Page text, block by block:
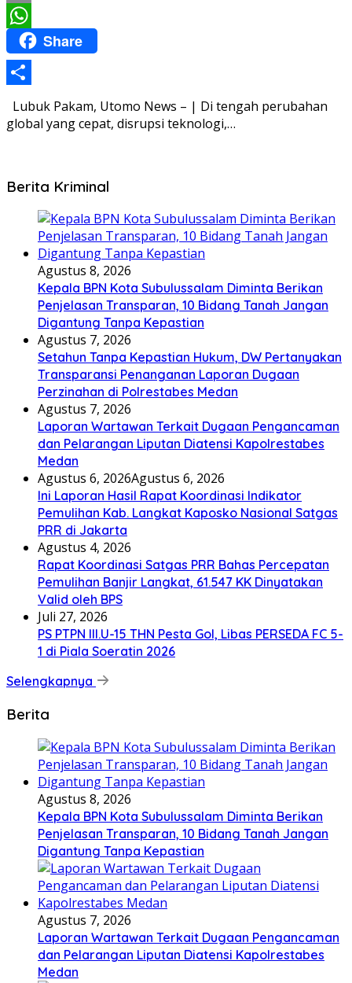
Email
WhatsApp
Share
Share
Lubuk Pakam, Utomo News – | Di tengah perubahan
global yang cepat, disrupsi teknologi,…
Berita Kriminal
Agustus 8, 2026
Kepala BPN Kota Subulussalam Diminta Berikan
Penjelasan Transparan, 10 Bidang Tanah Jangan
Digantung Tanpa Kepastian
Agustus 7, 2026
Setahun Tanpa Kepastian Hukum, DW Pertanyakan
Transparansi Penanganan Laporan Dugaan
Perzinahan di Polrestabes Medan
Agustus 7, 2026
Laporan Wartawan Terkait Dugaan Pengancaman
dan Pelarangan Liputan Diatensi Kapolrestabes
Medan
Agustus 6, 2026Agustus 6, 2026
Ini Laporan Hasil Rapat Koordinasi Indikator
Pemulihan Kab. Langkat Kaposko Nasional Satgas
PRR di Jakarta
Agustus 4, 2026
Rapat Koordinasi Satgas PRR Bahas Percepatan
Pemulihan Banjir Langkat, 61.547 KK Dinyatakan
Valid oleh BPS
Juli 27, 2026
PS PTPN III.U-15 THN Pesta Gol, Libas PERSEDA FC 5-
1 di Piala Soeratin 2026
Selengkapnya
Berita
Agustus 8, 2026
Kepala BPN Kota Subulussalam Diminta Berikan
Penjelasan Transparan, 10 Bidang Tanah Jangan
Digantung Tanpa Kepastian
Agustus 7, 2026
Laporan Wartawan Terkait Dugaan Pengancaman
dan Pelarangan Liputan Diatensi Kapolrestabes
Medan